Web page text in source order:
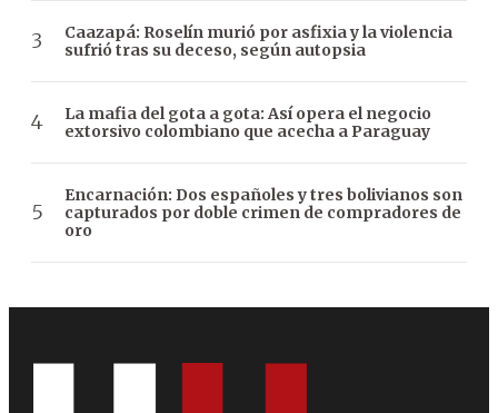
Caazapá: Roselín murió por asfixia y la violencia
sufrió tras su deceso, según autopsia
La mafia del gota a gota: Así opera el negocio
extorsivo colombiano que acecha a Paraguay
Encarnación: Dos españoles y tres bolivianos son
capturados por doble crimen de compradores de
oro